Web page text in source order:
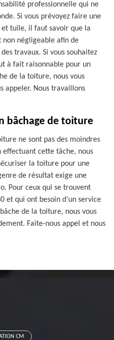
professionnelle qui ne
Si vous prévoyez faire une
tuile, il faut savoir que la
non négligeable afin de
travaux. Si vous souhaitez
à fait raisonnable pour un
de la toiture, nous vous
appeler. Nous travaillons
bâchage de toiture
ne sont pas des moindres
cette tâche, nous
la toiture pour une
de résultat exige une
Pour ceux qui se trouvent
et qui ont besoin d’un service
de la toiture, nous vous
Faite-nous appel et nous
CM